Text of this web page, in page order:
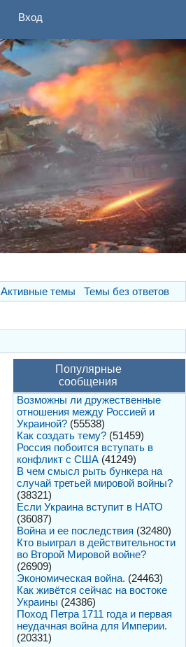
Вход
Активные темы Темы без ответов
Популярные
сообщения
Возможны ли дружественные
отношения между Россией и
Украиной? (55538)
Как создать тему? (51459)
Россия побоится вступать в
конфликт с США (41249)
В чем смысл рыть бункера на
случай третьей мировой войны?
(38321)
Если Украина вступит в НАТО
(36087)
Война и ее последствия (32480)
Кто выиграл в действительности
во Второй Мировой войне?
(26909)
Экономическая война. (24463)
Как живётся сейчас на востоке
Украины (24386)
Поход Петра 1711 года и первая
неудачная война для Империи.
(20331)